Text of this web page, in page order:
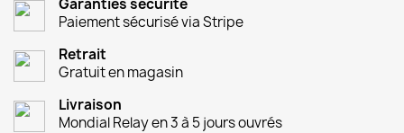
Garanties sécurité
Paiement sécurisé via Stripe
Retrait
Gratuit en magasin
Livraison
Mondial Relay en 3 à 5 jours ouvrés